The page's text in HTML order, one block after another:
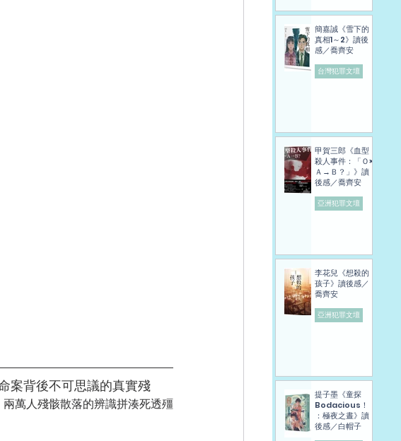
案背後不可思議的真實殘
萬人殘骸散落的辨識拼湊死透殭
簡嘉誠《雪下的
真相1～2》讀後
感／喬齊安
台灣犯罪文壇
甲賀三郎《血型
殺人事件：「Ｏ×
Ａ→Ｂ？」》讀
後感／喬齊安
亞洲犯罪文壇
李花兒《想殺的
孩子》讀後感／
喬齊安
亞洲犯罪文壇
提子墨《童探
Bodacious！
：極夜之晝》讀
後感／白帽子